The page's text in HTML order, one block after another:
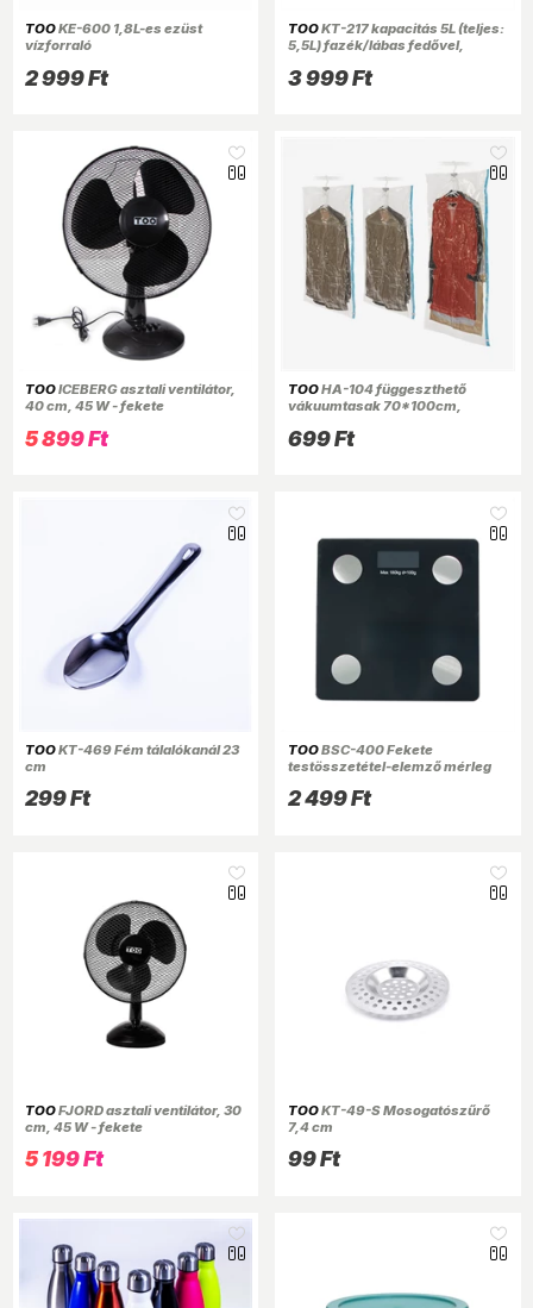
TOOKE-600 1,8L-es ezüst
vízforraló
2 999 Ft
TOOKT-217 kapacitás 5L (teljes:
5,5L) fazék/lábas fedővel,
edény
3 999 Ft
TOOICEBERG asztali ventilátor,
40 cm, 45 W - fekete
5 899 Ft
TOOHA-104 függeszthető
vákuumtasak 70*100cm,
699 Ft
TOOKT-469 Fém tálalókanál 23
cm
299 Ft
TOOBSC-400 Fekete
testösszetétel-elemző mérleg
2 499 Ft
TOOFJORD asztali ventilátor, 30
cm, 45 W - fekete
5 199 Ft
TOOKT-49-S Mosogatószűrő
7,4 cm
99 Ft